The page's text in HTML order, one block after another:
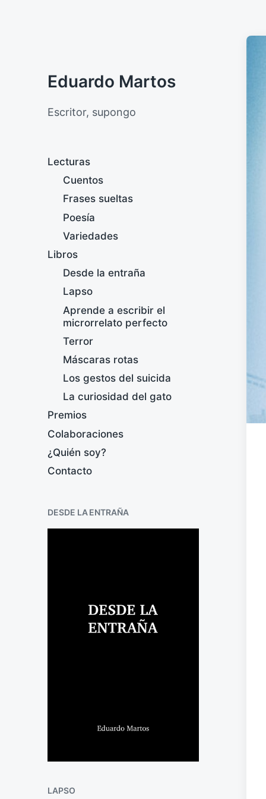
Eduardo Martos
Escritor, supongo
Lecturas
Cuentos
Frases sueltas
Poesía
Variedades
Libros
Desde la entraña
Lapso
Aprende a escribir el
microrrelato perfecto
Terror
Máscaras rotas
Los gestos del suicida
La curiosidad del gato
Premios
Colaboraciones
¿Quién soy?
Contacto
DESDE LA ENTRAÑA
LAPSO